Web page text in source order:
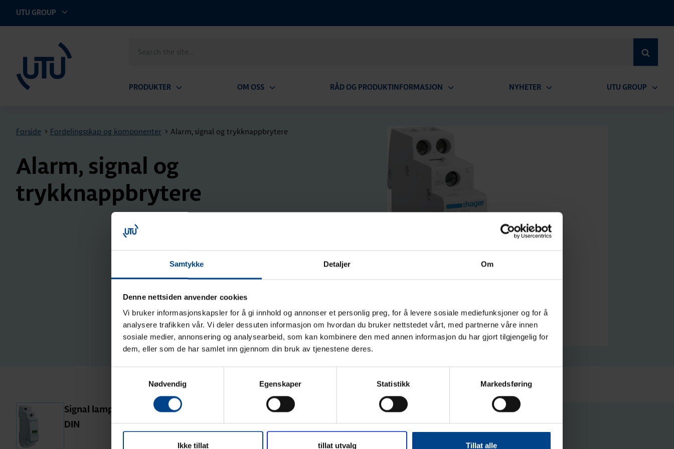
Samtykke Detaljer Om
Denne nettsiden anvender cookies
Vi bruker informasjonskapsler for å gi innhold og annonser et personlig preg, for å levere sosiale mediefunksjoner og for å
analysere trafikken vår. Vi deler dessuten informasjon om hvordan du bruker nettstedet vårt, med partnerne våre innen
sosiale medier, annonsering og analysearbeid, som kan kombinere den med annen informasjon du har gjort tilgjengelig for
dem, eller som de har samlet inn gjennom din bruk av tjenestene deres.
Nødvendig
Egenskaper Statistikk Markedsføring
Ikke tillat tillat utvalg Tillat alle
UTU GROUP
the
PRODUKTER OM OSS RÅD OG PRODUKTINFORMASJON NYHETER UTU GROUP
Forside > Fordelingsskap og komponenter > Alarm, signal og trykknappbrytere
Alarm, signal og
trykknappbrytere
Signal lamps and push buttons
DIN
Bells and buzzers